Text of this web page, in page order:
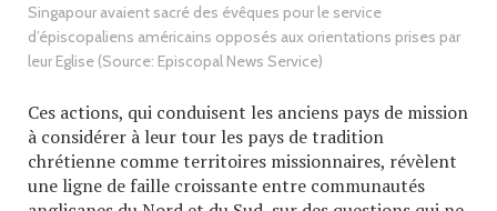
Singapour avaient sacré des évêques pour le service
d’épiscopaliens américains opposés aux orientations prises par
leur Eglise (Source: Episcopal News Service)
Ces actions, qui conduisent les anciens pays de mission
à considérer à leur tour les pays de tradition
chrétienne comme territoires missionnaires, révèlent
une ligne de faille croissante entre communautés